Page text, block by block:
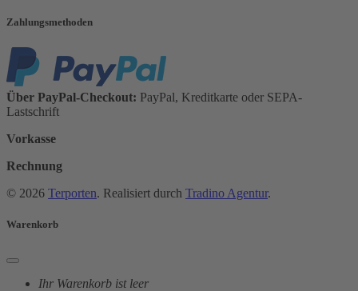
Zahlungsmethoden
Über PayPal-Checkout: PayPal, Kreditkarte oder SEPA-
Lastschrift
Vorkasse
Rechnung
© 2026 Terporten. Realisiert durch Tradino Agentur.
Warenkorb
Ihr Warenkorb ist leer